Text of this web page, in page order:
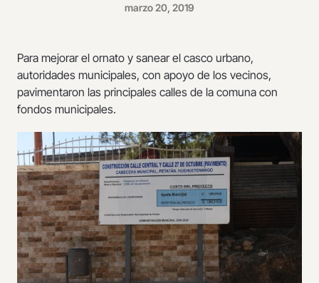
marzo 20, 2019
Para mejorar el ornato y sanear el casco urbano,
autoridades municipales, con apoyo de los vecinos,
pavimentaron las principales calles de la comuna con
fondos municipales.